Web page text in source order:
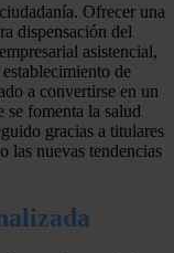
Ofrecer una
dispensación del
asistencial,
de
a convertirse en un
se fomenta la salud
gracias a titulares
las nuevas tendencias